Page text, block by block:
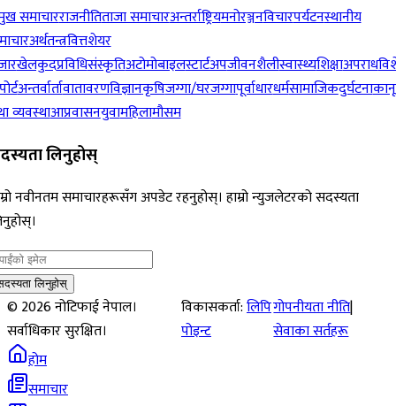
समाचारराजनीतिताजा समाचारअन्तर्राष्ट्रियमनोरञ्जनविचारपर्यटनस्थानीय
अर्थतन्त्रवित्तशेयर
खेलकुदप्रविधिसंस्कृतिअटोमोबाइलस्टार्टअपजीवनशैलीस्वास्थ्यशिक्षाअपराध
अन्तर्वार्तावातावरणविज्ञानकृषिजग्गा/घरजग्गापूर्वाधारधर्मसामाजिकदुर्घटना
व्यवस्थाआप्रवासनयुवामहिलामौसम
लिनुहोस्
नवीनतम समाचारहरूसँग अपडेट रहनुहोस्। हाम्रो न्युजलेटरको सदस्यता
लिनुहोस्
©2026नोटिफाई नेपाल।
सर्वाधिकार सुरक्षित।
विकासकर्ता:लिपि
पोइन्ट
गोपनीयता नीति|
सेवाका सर्तहरू
होम
समाचार